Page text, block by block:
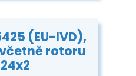
(EU-IVD),
rotoru